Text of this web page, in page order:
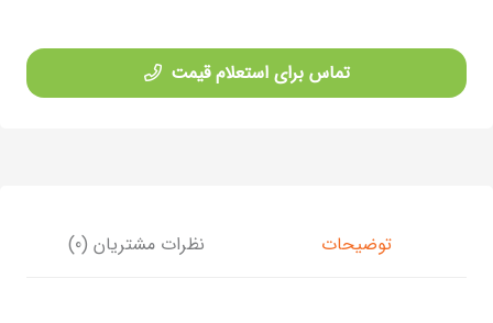
تماس برای استعلام قیمت
توضیحات نظرات مشتریان (0)